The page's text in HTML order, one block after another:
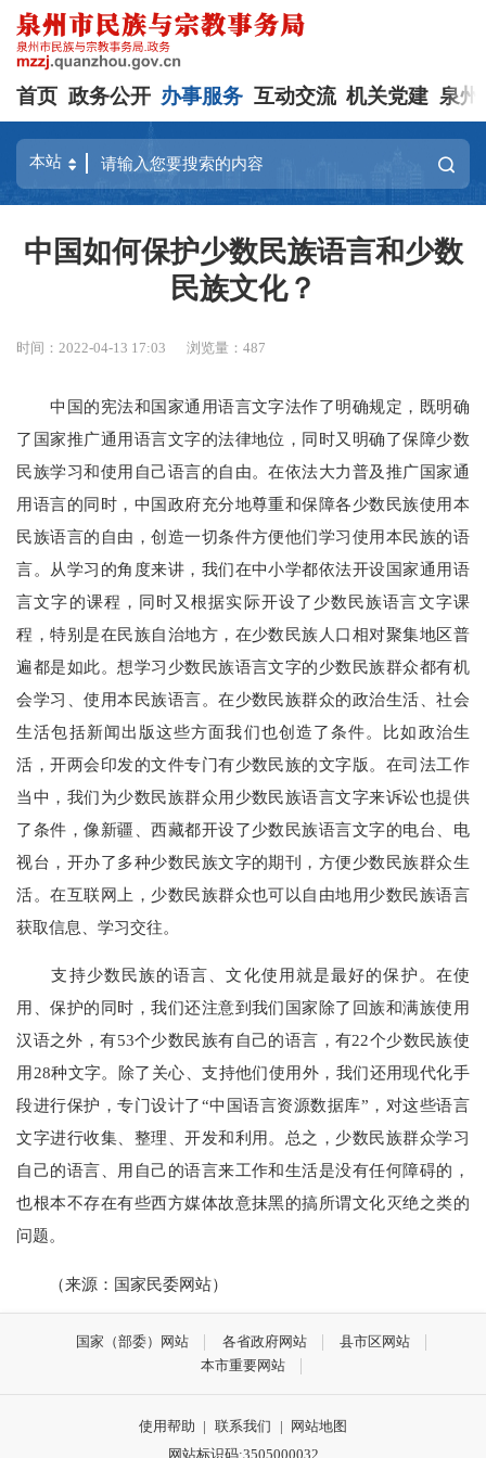
首页 政务公开 办事服务 互动交流 机关党建 泉州
中国如何保护少数民族语言和少数
民族文化？
时间：2022-04-13 17:03 浏览量：487
中国的宪法和国家通用语言文字法作了明确规定，既明确
了国家推广通用语言文字的法律地位，同时又明确了保障少数
民族学习和使用自己语言的自由。在依法大力普及推广国家通
用语言的同时，中国政府充分地尊重和保障各少数民族使用本
民族语言的自由，创造一切条件方便他们学习使用本民族的语
言。从学习的角度来讲，我们在中小学都依法开设国家通用语
言文字的课程，同时又根据实际开设了少数民族语言文字课
程，特别是在民族自治地方，在少数民族人口相对聚集地区普
遍都是如此。想学习少数民族语言文字的少数民族群众都有机
会学习、使用本民族语言。在少数民族群众的政治生活、社会
生活包括新闻出版这些方面我们也创造了条件。比如政治生
活，开两会印发的文件专门有少数民族的文字版。在司法工作
当中，我们为少数民族群众用少数民族语言文字来诉讼也提供
了条件，像新疆、西藏都开设了少数民族语言文字的电台、电
视台，开办了多种少数民族文字的期刊，方便少数民族群众生
活。在互联网上，少数民族群众也可以自由地用少数民族语言
获取信息、学习交往。
支持少数民族的语言、文化使用就是最好的保护。在使
用、保护的同时，我们还注意到我们国家除了回族和满族使用
汉语之外，有53个少数民族有自己的语言，有22个少数民族使
用28种文字。除了关心、支持他们使用外，我们还用现代化手
段进行保护，专门设计了“中国语言资源数据库”，对这些语言
文字进行收集、整理、开发和利用。总之，少数民族群众学习
自己的语言、用自己的语言来工作和生活是没有任何障碍的，
也根本不存在有些西方媒体故意抹黑的搞所谓文化灭绝之类的
问题。
（来源：国家民委网站）
国家（部委）网站 各省政府网站
县市区网站
本市重要网站
使用帮助 | 联系我们 | 网站地图
网站标识码:3505000032